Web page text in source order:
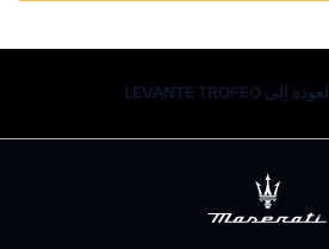
العودة إلى LEVANTE TROFEO